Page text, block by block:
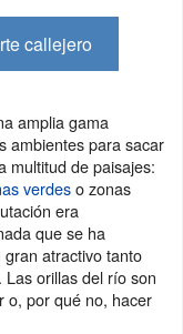
callejero
amplia gama
ambientes para sacar
multitud de paisajes:
verdeso zonas
era
que se ha
atractivo tanto
orillas del río son
o, por qué no, hacer